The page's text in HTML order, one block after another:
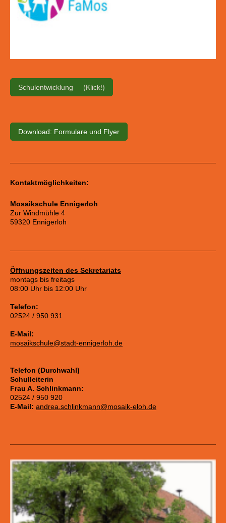
Schulentwicklung (Klick!)
Download: Formulare und Flyer
Kontaktmöglichkeiten:
Mosaikschule Ennigerloh
Zur Windmühle 4
59320 Ennigerloh
Öffnungszeiten des Sekretariats
montags bis freitags
08:00 Uhr bis 12:00 Uhr
Telefon:
02524 / 950 931
E-Mail:
mosaikschule@stadt-ennigerloh.de
Telefon (Durchwahl)
Schulleiterin
Frau A. Schlinkmann:
02524 / 950 920
E-Mail: andrea.schlinkmann@mosaik-eloh.de